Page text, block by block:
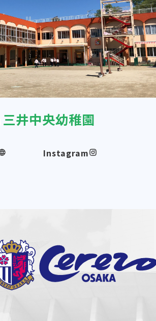
三井中央幼稚園
Instagram